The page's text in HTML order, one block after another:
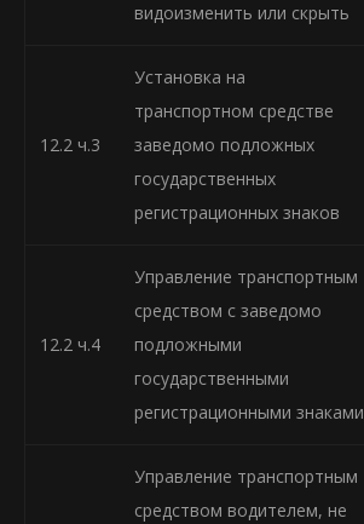
видоизменить или скрыть
12.2 ч.3
Установка на
транспортном средстве
заведомо подложных
государственных
регистрационных знаков
12.2 ч.4
Управление транспортным
средством с заведомо
подложными
государственными
регистрационными знаками
Управление транспортным
средством водителем, не